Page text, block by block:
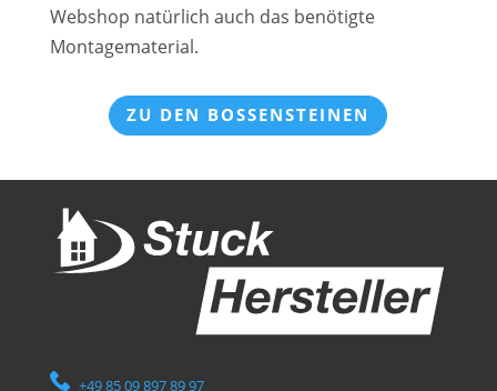
Webshop natürlich auch das benötigte
Montagematerial.
ZU DEN BOSSENSTEINEN
+49 85 09 897 89 97